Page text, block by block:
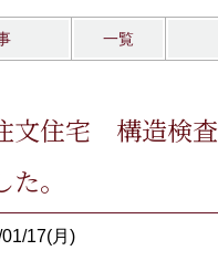
一覧
文住宅 構造検査
。
17(月)